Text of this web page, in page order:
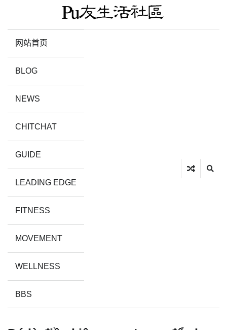
网站首页
BLOG
NEWS
CHITCHAT
GUIDE
LEADING EDGE
FITNESS
MOVEMENT
WELLNESS
BBS